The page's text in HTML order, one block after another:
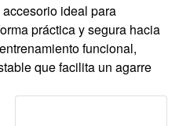
ideal para
práctica y segura hacia
funcional,
que facilita un agarre